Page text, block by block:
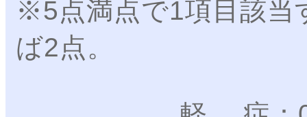
※5点満点で1項目該当
ば2点。